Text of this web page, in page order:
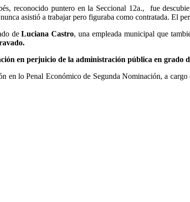
reconocido puntero en la Seccional 12a., fue
asistió a trabajar pero figuraba como contratada. El
deLuciana Castro, una empleada municipal que
en perjuicio de la administración pública en grado
en lo Penal Económico de Segunda Nominación, a